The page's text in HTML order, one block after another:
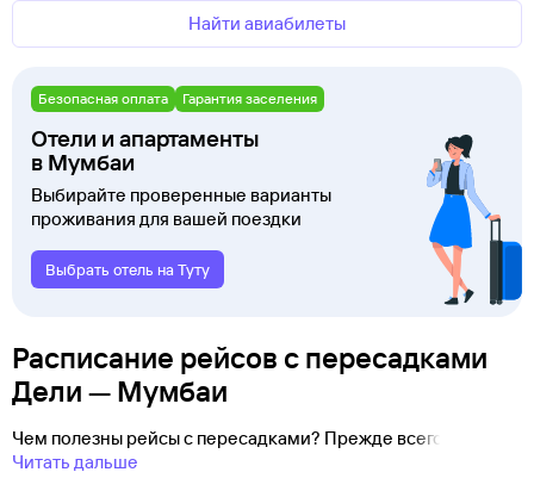
Найти авиабилеты
Безопасная оплата Гарантия заселения
Отели и апартаменты
в Мумбаи
Выбирайте проверенные варианты
проживания для вашей поездки
Выбрать отель на Туту
Расписание рейсов с пересадками
Дели — Мумбаи
Чем полезны рейсы с пересадками? Прежде всего
Читать дальше